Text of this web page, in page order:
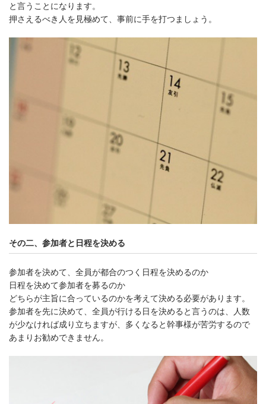
と言うことになります。
押さえるべき人を見極めて、事前に手を打つましょう。
その二、参加者と日程を決める
参加者を決めて、全員が都合のつく日程を決めるのか
日程を決めて参加者を募るのか
どちらが主旨に合っているのかを考えて決める必要があります。
参加者を先に決めて、全員が行ける日を決めると言うのは、人数
が少なければ成り立ちますが、多くなると幹事様が苦労するので
あまりお勧めできません。